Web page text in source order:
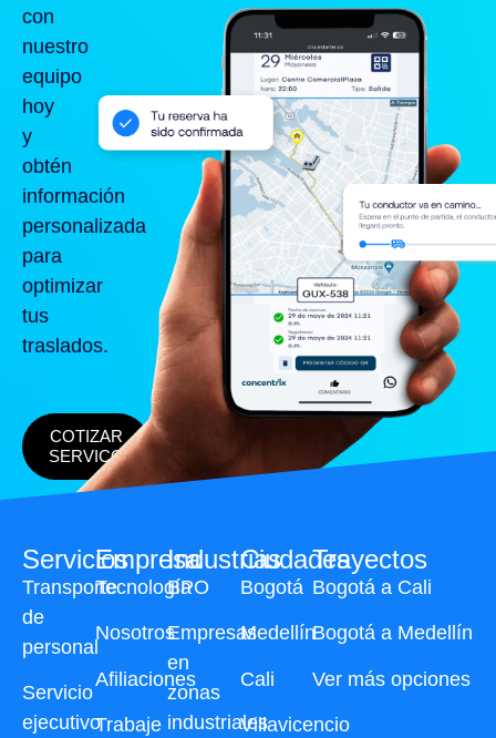
con
nuestro
equipo
hoy
y
obtén
información
personalizada
para
optimizar
tus
traslados.
COTIZAR
SERVICO
Servicios
Transporte
de
personal
Servicio
ejecutivo
Industrias
BPO
Empresas
en
zonas
industriales
Ciudades
Bogotá
Medellín
Cali
Villavicencio
Trayectos
Bogotá a Cali
Bogotá a Medellín
Ver más opciones
Empresa
Tecnología
Nosotros
Afiliaciones
Trabaje